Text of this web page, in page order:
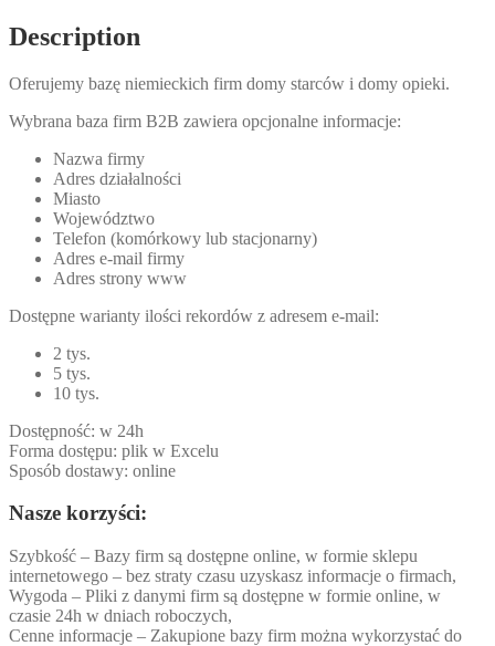
Description
Oferujemy bazę niemieckich firm domy starców i domy opieki.
Wybrana baza firm B2B zawiera opcjonalne informacje:
Nazwa firmy
Adres działalności
Miasto
Województwo
Telefon (komórkowy lub stacjonarny)
Adres e-mail firmy
Adres strony www
Dostępne warianty ilości rekordów z adresem e-mail:
2 tys.
5 tys.
10 tys.
Dostępność: w 24h
Forma dostępu: plik w Excelu
Sposób dostawy: online
Nasze korzyści:
Szybkość – Bazy firm są dostępne online, w formie sklepu
internetowego – bez straty czasu uzyskasz informacje o firmach,
Wygoda – Pliki z danymi firm są dostępne w formie online, w
czasie 24h w dniach roboczych,
Cenne informacje – Zakupione bazy firm można wykorzystać do